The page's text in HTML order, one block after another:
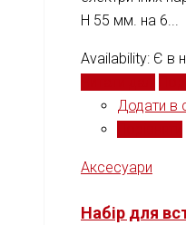
H 55 мм. на 6...
Availability: Є в
Додати в
Аксесуари
Набір для